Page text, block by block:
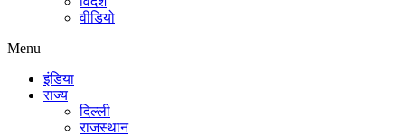
वीडियो
Menu
इंडिया
राज्य
दिल्ली
राजस्थान